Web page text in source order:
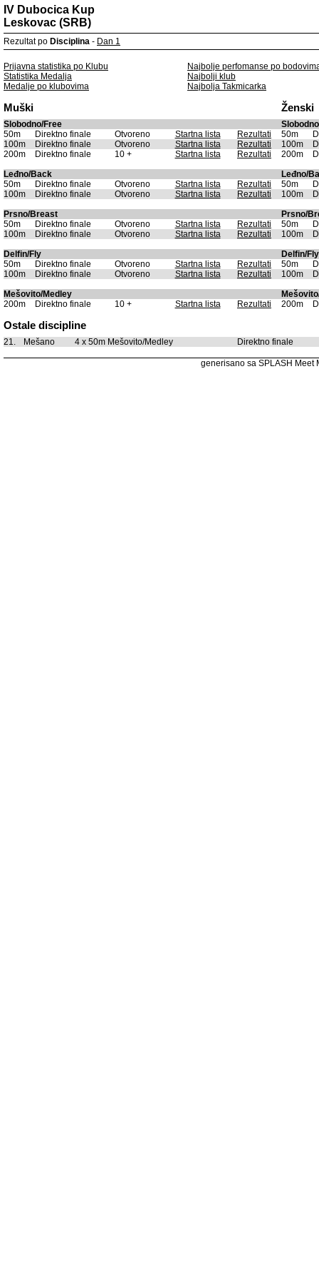
IV Dubocica Kup
Leskovac (SRB)
Rezultat po Disciplina - Dan 1
Prijavna statistika po Klubu
Najbolje perfomanse po
Statistika Medalja
Najbolji klub
Medalje po klubovima
Najbolja Takmicarka
Muški Ženski
Slobodno/Free
50m
Direktno finale Otvoreno Startna lista Rezultati 50m
100m
Direktno finale Otvoreno Startna lista Rezultati 100m
200m
Direktno finale 10 + Startna lista Rezultati 200m
Leđno/Back
Leđno/
50m
Direktno finale Otvoreno Startna lista Rezultati 50m
100m
Direktno finale Otvoreno Startna lista Rezultati 100m
Prsno/Breast
Prsno/
50m
Direktno finale Otvoreno Startna lista Rezultati 50m
100m
Direktno finale Otvoreno Startna lista Rezultati 100m
Delfin/Fly
Delfin/Fly
50m
Direktno finale Otvoreno Startna lista Rezultati 50m
100m
Direktno finale Otvoreno Startna lista Rezultati 100m
Mešovito/Medley
200m
Direktno finale 10 + Startna lista Rezultati 200m
Ostale discipline
21. Mešano 4 x 50m Mešovito/Medley Direktno finale
generisano sa SPLASH Meet